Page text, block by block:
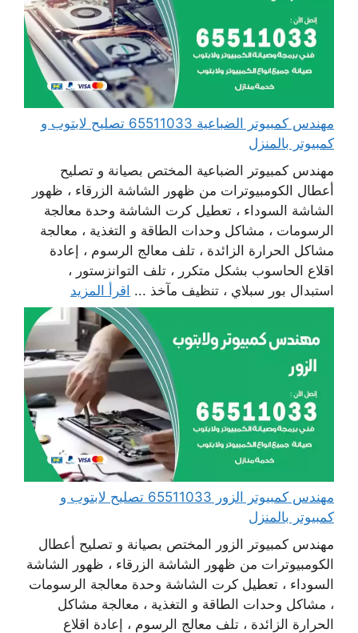
مهندس كمبيوتر الضباعية 65511033 تصليح لابتوب و
كمبيوتر بالمنزل
مهندس كمبيوتر الضباعية المختص بصيانة و تصليح
أعطال الكومبيوترات من ظهور الشاشة الزرقاء ، ظهور
الشاشة السوداء ، تعطيل كرت الشاشة وحدة معالجة
الرسومات ، مشاكل وحدات الطاقة و التغذية ، معالجة
مشاكل الحرارة الزائدة ، تلف معالج الرسوم ، إعادة
اقلاع الحاسوب بشكل متكرر ، تلف التوانزستور ،
استبدال بور سبلاي ، تنظيف مآخذ ... اقرأ المزيد
مهندس كمبيوتر الزور 65511033 تصليح لابتوب و
كمبيوتر بالمنزل
مهندس كمبيوتر الزور المختص بصيانة و تصليح أعطال
الكومبيوترات من ظهور الشاشة الزرقاء ، ظهور الشاشة
السوداء ، تعطيل كرت الشاشة وحدة معالجة الرسومات
، مشاكل وحدات الطاقة و التغذية ، معالجة مشاكل
الحرارة الزائدة ، تلف معالج الرسوم ، إعادة اقلاع